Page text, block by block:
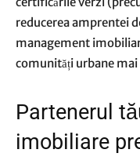
reducerea amprentei
management
comunități urbane mai
Partenerul
imobiliare